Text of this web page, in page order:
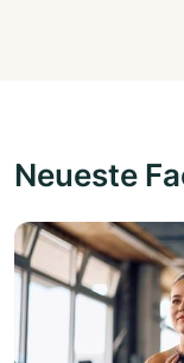
Neueste